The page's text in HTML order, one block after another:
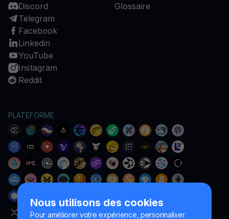
Nous utilisons des cookies
Pour améliorer votre expérience, personnaliser
Discord
Telegram
Facebook
Linkedin
YouTube
Instagram
Reddit
Glossaire
PLATEFORME